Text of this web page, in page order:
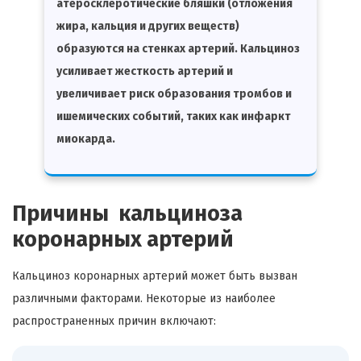
атеросклеротические бляшки (отложения
жира, кальция и других веществ)
образуются на стенках артерий. Кальциноз
усиливает жесткость артерий и
увеличивает риск образования тромбов и
ишемических событий, таких как инфаркт
миокарда.
Причины кальциноза
коронарных артерий
Кальциноз коронарных артерий может быть вызван
различными факторами. Некоторые из наиболее
распространенных причин включают: